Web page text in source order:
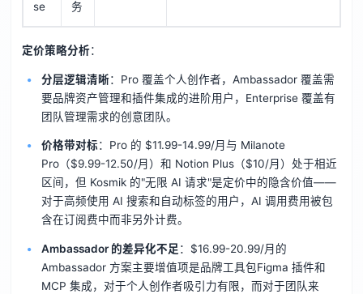
se
务
定价策略分析：
分层逻辑清晰：Pro 覆盖个人创作者，Ambassador 覆盖需
要品牌资产管理和插件集成的进阶用户，Enterprise 覆盖有
团队管理需求的创意团队。
价格带对标：Pro 的 $11.99-14.99/月与 Milanote
Pro（$9.99-12.50/月）和 Notion Plus（$10/月）处于相近
区间，但 Kosmik 的"无限 AI 请求"是定价中的隐含价值——
对于高频使用 AI 搜索和自动标签的用户，AI 调用费用被包
含在订阅费中而非另外计费。
Ambassador 的差异化不足：$16.99-20.99/月的
Ambassador 方案主要增值项是品牌工具包Figma 插件和
MCP 集成，对于个人创作者吸引力有限，而对于团队来